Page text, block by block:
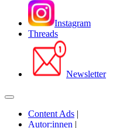
Instagram
Threads
Newsletter
Content Ads |
Autor:innen |